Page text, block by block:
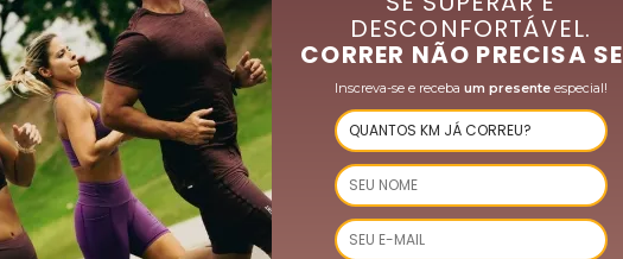
QUEM VIU, COMPROU TAMBÉM
DESCONFORTÁVEL.
CORRER NÃO PRECISA
Inscreva-se e receba um presenteespecial!